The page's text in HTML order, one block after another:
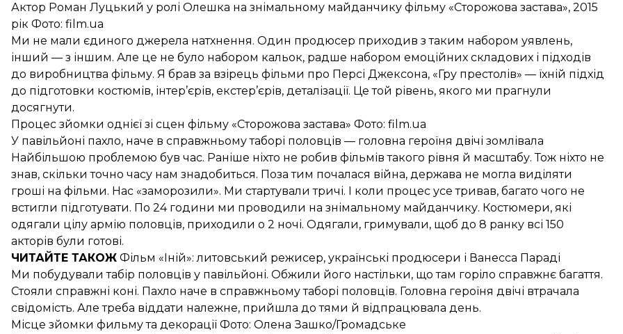
Актор Роман Луцький у ролі Олешка на знімальному майданчику фільму «Сторожова застава», 2015
рік Фото: film.ua
Ми не мали єдиного джерела натхнення. Один продюсер приходив з таким набором уявлень,
інший — з іншим. Але це не було набором кальок, радше набором емоційних складових і підходів
до виробництва фільму. Я брав за взірець фільми про Персі Джексона, «Гру престолів» — їхній підхід
до підготовки костюмів, інтер’єрів, екстер’єрів, деталізації. Це той рівень, якого ми прагнули
досягнути.
Процес зйомки однієї зі сцен фільму «Сторожова застава» Фото: film.ua
У павільйоні пахло, наче в справжньому таборі половців — головна героїня двічі зомлівала
Найбільшою проблемою був час. Раніше ніхто не робив фільмів такого рівня й масштабу. Тож ніхто не
знав, скільки точно часу нам знадобиться. Поза тим почалася війна, держава не могла виділяти
гроші на фільми. Нас «заморозили». Ми стартували тричі. І коли процес усе тривав, багато чого не
встигли підготувати. По 24 години ми проводили на знімальному майданчику. Костюмери, які
одягали цілу армію половців, приходили о 2 ночі. Одягали, гримували, щоб до 8 ранку всі 150
акторів були готові.
ЧИТАЙТЕ ТАКОЖ Фільм «Іній»: литовський режисер, українські продюсери і Ванесса Параді
Ми побудували табір половців у павільйоні. Обжили його настільки, що там горіло справжнє багаття.
Стояли справжні коні. Пахло наче в справжньому таборі половців. Головна героїня двічі втрачала
свідомість. Але треба віддати належне, прийшла до тями й відпрацювала день.
Місце зйомки фильму та декорації Фото: Олена Зашко/Громадське